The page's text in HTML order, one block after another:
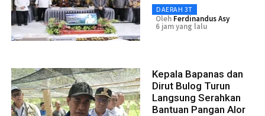
DAERAH 3T
Oleh Ferdinandus Asy
6 jam yang lalu
Kepala Bapanas dan
Dirut Bulog Turun
Langsung Serahkan
Bantuan Pangan Alor